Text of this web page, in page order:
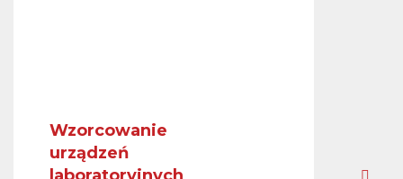
Wzorcowanie
urządzeń